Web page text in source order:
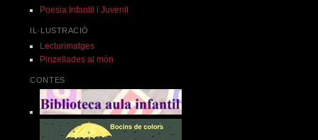
Poesia Infantil i Juvenil
IL·LUSTRACIÓ
Lecturimatges
Pinzellades al món
CONTES